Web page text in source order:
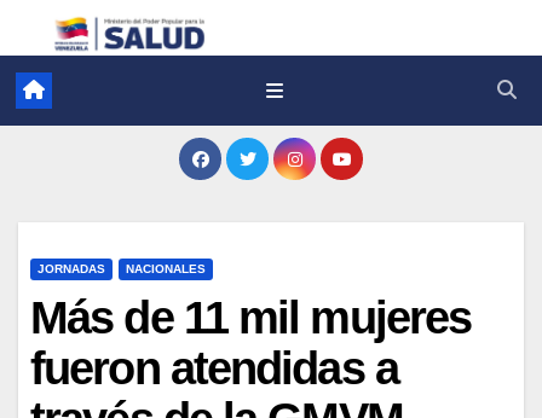
JORNADAS NACIONALES
Más de 11 mil mujeres
fueron atendidas a